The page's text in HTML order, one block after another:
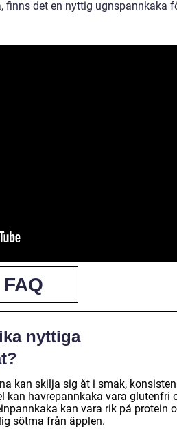
finns det en nyttig ugnspannkaka
FAQ
nyttiga
kan skilja sig åt i smak,
kan havrepannkaka vara glutenfri
kan vara rik på protein
sötma från äpplen.